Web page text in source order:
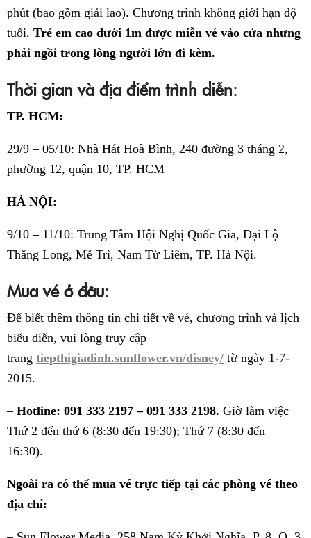
phút (bao gồm giải lao). Chương trình không giới hạn độ
tuổi. Trẻ em cao dưới 1m được miễn vé vào cửa nhưng
phải ngồi trong lòng người lớn đi kèm.
Thời gian và địa điểm trình diễn:
TP. HCM:
29/9 – 05/10: Nhà Hát Hoà Bình, 240 đường 3 tháng 2,
phường 12, quận 10, TP. HCM
HÀ NỘI:
9/10 – 11/10: Trung Tâm Hội Nghị Quốc Gia, Đại Lộ
Thăng Long, Mễ Trì, Nam Từ Liêm, TP. Hà Nội.
Mua vé ở đâu:
Để biết thêm thông tin chi tiết về vé, chương trình và lịch
biểu diễn, vui lòng truy cập
trang tiepthigiadinh.sunflower.vn/disney/ từ ngày 1-7-
2015.
– Hotline: 091 333 2197 – 091 333 2198. Giờ làm việc
Thứ 2 đến thứ 6 (8:30 đến 19:30); Thứ 7 (8:30 đến
16:30).
Ngoài ra có thể mua vé trực tiếp tại các phòng vé theo
địa chỉ: